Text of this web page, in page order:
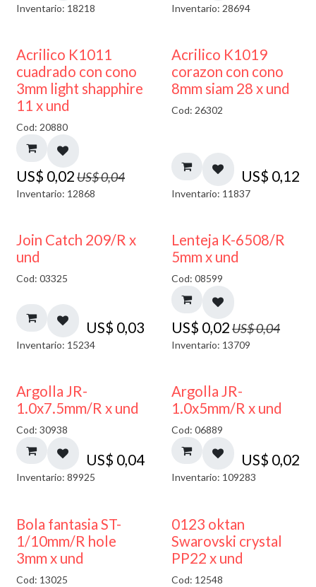
Inventario: 18218 Inventario: 28694
50% DESCUENTO
Acrilico K1011
cuadrado con cono
3mm light shapphire
11 x und
Cod: 20880
US$ 0,02US$0,04
Inventario: 12868
Acrilico K1019
corazon con cono
8mm siam 28 x und
Cod: 26302
US$ 0,12
Inventario: 11837
Join Catch 209/R x
und
Cod: 03325
US$ 0,03
Inventario: 15234
50% DESCUENTO
Lenteja K-6508/R
5mm x und
Cod: 08599
US$ 0,02US$0,04
Inventario: 13709
Argolla JR-
1.0x7.5mm/R x und
Cod: 30938
US$ 0,04
Inventario: 89925
Argolla JR-
1.0x5mm/R x und
Cod: 06889
US$ 0,02
Inventario: 109283
Bola fantasia ST-
1/10mm/R hole
3mm x und
Cod: 13025
0123 oktan
Swarovski crystal
PP22 x und
Cod: 12548